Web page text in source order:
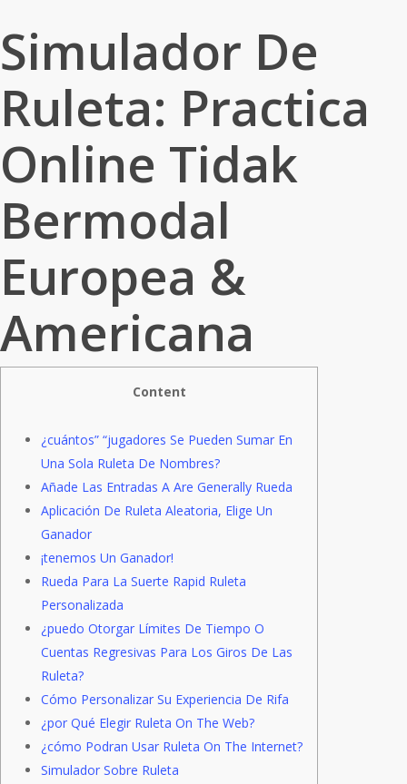
Simulador De
Ruleta: Practica
Online Tidak
Bermodal
Europea &
Americana
Content
¿cuántos” “jugadores Se Pueden Sumar En
Una Sola Ruleta De Nombres?
Añade Las Entradas A Are Generally Rueda
Aplicación De Ruleta Aleatoria, Elige Un
Ganador
¡tenemos Un Ganador!
Rueda Para La Suerte Rapid Ruleta
Personalizada
¿puedo Otorgar Límites De Tiempo O
Cuentas Regresivas Para Los Giros De Las
Ruleta?
Cómo Personalizar Su Experiencia De Rifa
¿por Qué Elegir Ruleta On The Web?
¿cómo Podran Usar Ruleta On The Internet?
Simulador Sobre Ruleta